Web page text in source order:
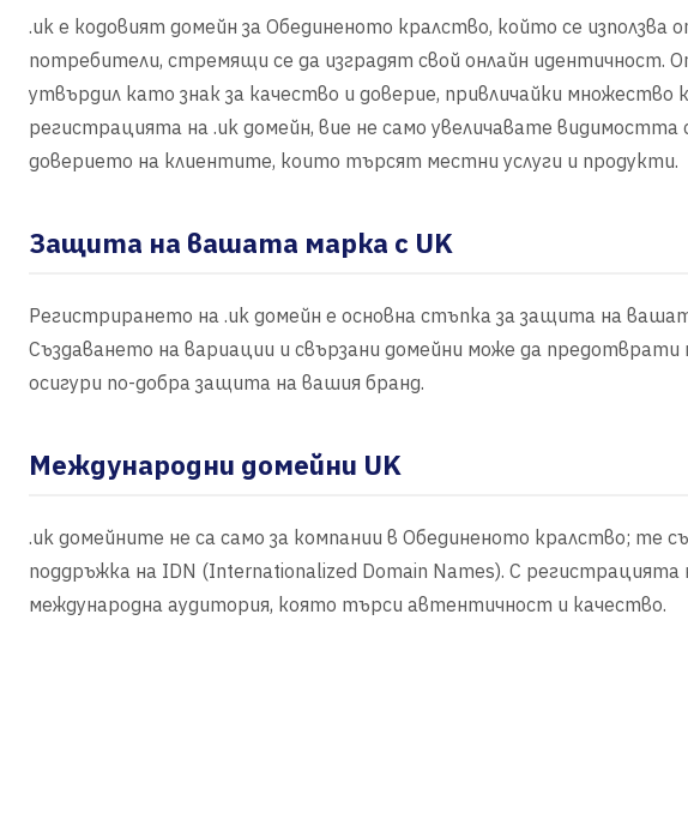
.uk е кодовият домейн за Обединеното кралство, който се използва
потребители, стремящи се да изградят свой онлайн идентичност.
утвърдил като знак за качество и доверие, привличайки множество
регистрацията на .uk домейн, вие не само увеличавате видимостта
доверието на клиентите, които търсят местни услуги и продукти.
Защита на вашата марка с UK
Регистрирането на .uk домейн е основна стъпка за защита на
Създаването на вариации и свързани домейни може да предотврати
осигури по-добра защита на вашия бранд.
Международни домейни UK
.uk домейните не са само за компании в Обединеното кралство; те
поддръжка на IDN (Internationalized Domain Names). С регистрацията
международна аудитория, която търси автентичност и качество.